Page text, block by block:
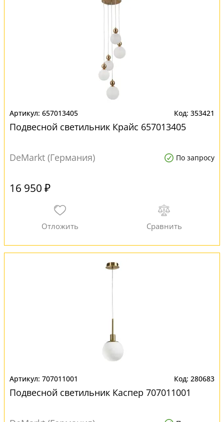
657013405 353421
Подвесной светильник Крайс 657013405
DeMarkt (Германия) По запросу
16 950 ₽
707011001 280683
Подвесной светильник Каспер 707011001